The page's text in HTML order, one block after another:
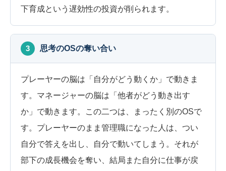
下育成という遅効性の投資が削られます。
3 思考のOSの奪い合い
プレーヤーの脳は「自分がどう動くか」で動きま
す。マネージャーの脳は「他者がどう動き出す
か」で動きます。この二つは、まったく別のOSで
す。プレーヤーのまま管理職になった人は、つい
自分で答えを出し、自分で動いてしまう。それが
部下の成長機会を奪い、結局また自分に仕事が戻